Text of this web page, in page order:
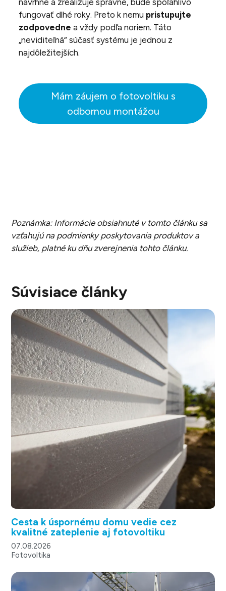
navrhne a zrealizuje správne, bude spoľahlivo
fungovať dlhé roky. Preto k nemu pristupujte
zodpovedne a vždy podľa noriem. Táto
„neviditeľná“ súčasť systému je jednou z
najdôležitejších.
Mám záujem o fotovoltiku s
odbornou montážou
Poznámka: Informácie obsiahnuté v tomto článku sa
vzťahujú na podmienky poskytovania produktov a
služieb, platné ku dňu zverejnenia tohto článku.
Súvisiace články
Cesta k úspornému domu vedie cez
kvalitné zateplenie aj fotovoltiku
07.08.2026
Fotovoltika